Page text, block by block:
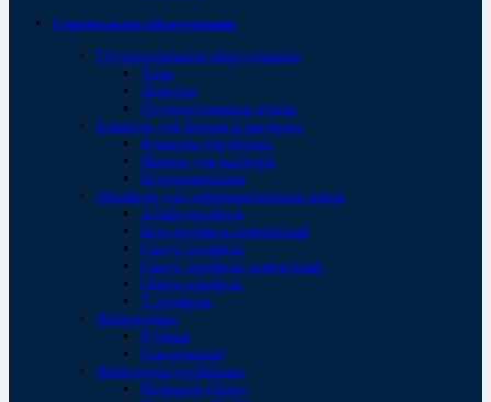
Строительное оборудование
Грузоподъемное оборудование
Тали
Лебедки
Грузоподъемные краны
Емкости для бетона и раствора
Бункеры для бетона
Ящики для раствора
Бетономешалки
Профили для деформационных швов
Альфа профиль
Бета профиль ремонтный
Синус профиль
Синус профиль ремонтный
Омега профиль
Т профиль
Виброрейки
Ручные
Секционные
Вибраторы глубинные
Вибратор Dingo